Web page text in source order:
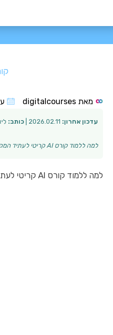
מאת
עדכון אחרון: כותב:
למה ללמוד קורס AI קריטי לעתיד המקצועי שלך קרדיט: Pavel Danilyuk העולם הטכנולוגי משתנה במהירות, ותחום הבינה המלאכותית (AI) נמצא בראש השינויים הללו. קור…
למה ללמוד קורס AI קריטי לעתיד המקצועי שלך